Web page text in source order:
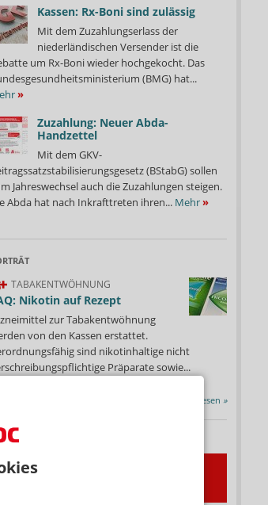
Kassen: Rx-Boni sind zulässig
Mit dem Zuzahlungserlass der
niederländischen Versender ist die
um Rx-Boni wieder hochgekocht. Das
(BMG) hat...
»
Zuzahlung: Neuer Abda-
Handzettel
Mit dem GKV-
(BStabG) sollen
Jahreswechsel auch die Zuzahlungen steigen.
Abda hat nach Inkrafttreten ihren... Mehr»
TABAKENTWÖHNUNG
Nikotin auf Rezept
zur Tabakentwöhnung
von den Kassen erstattet.
sind nikotinhaltige nicht
Präparate sowie...
Alle Porträts lesen »